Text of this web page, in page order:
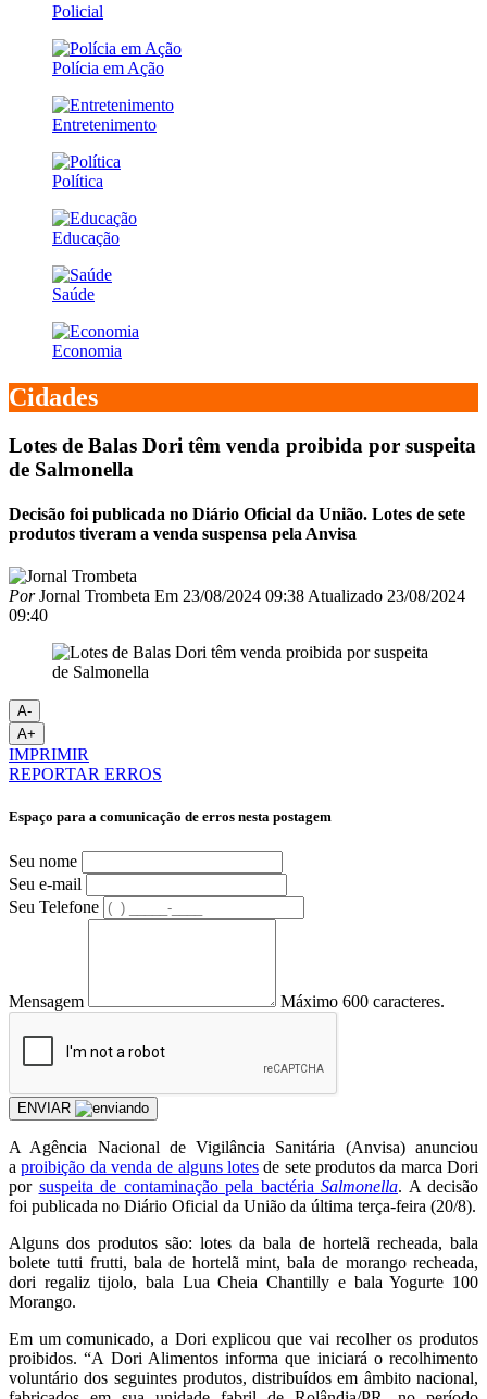
Policial
Polícia em Ação
Entretenimento
Política
Educação
Saúde
Economia
Cidades
Lotes de Balas Dori têm venda proibida por suspeita
de Salmonella
Decisão foi publicada no Diário Oficial da União. Lotes de sete
produtos tiveram a venda suspensa pela Anvisa
PorJornal Trombeta Em 23/08/2024 09:38 Atualizado 23/08/2024
09:40
A-
A+
IMPRIMIR
REPORTAR ERROS
Espaço para a comunicação de erros nesta postagem
Seu nome
Seu e-mail
Seu Telefone
Mensagem Máximo 600 caracteres.
ENVIAR
A Agência Nacional de Vigilância Sanitária (Anvisa) anunciou
aproibição da venda de alguns lotes de sete produtos da marca Dori
por suspeita de contaminação pela bactéria Salmonella. A decisão
foi publicada no Diário Oficial da União da última terça-feira (20/8).
Alguns dos produtos são: lotes da bala de hortelã recheada, bala
bolete tutti frutti, bala de hortelã mint, bala de morango recheada,
dori regaliz tijolo, bala Lua Cheia Chantilly e bala Yogurte 100
Morango.
Em um comunicado, a Dori explicou que vai recolher os produtos
proibidos. “A Dori Alimentos informa que iniciará o recolhimento
voluntário dos seguintes produtos, distribuídos em âmbito nacional,